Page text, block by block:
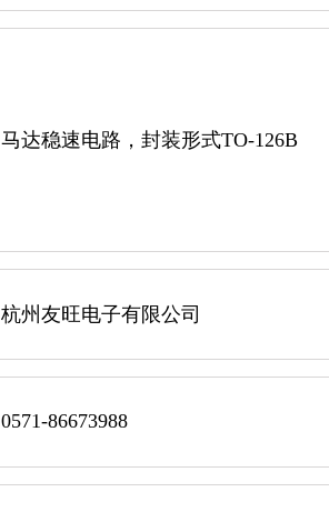
马达稳速电路，封装形式TO-126B
杭州友旺电子有限公司
0571-86673988